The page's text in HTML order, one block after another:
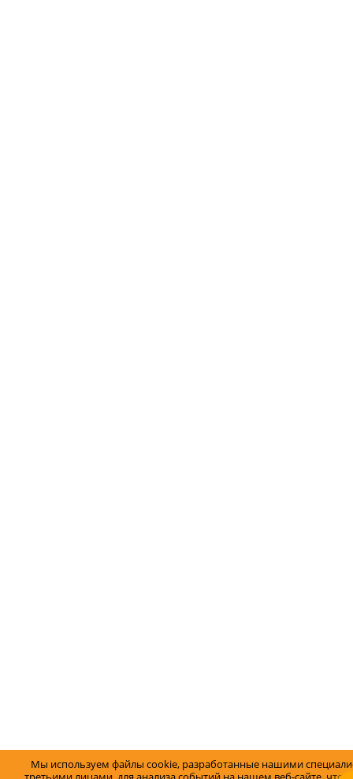
Мы используем файлы cookie, разработанные нашими